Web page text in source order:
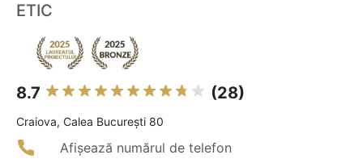
ETIC
8.7 (28)
Craiova, Calea București 80
Afișează numărul de telefon